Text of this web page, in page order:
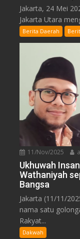
Jakarta, 24 Mei
Jakarta Utara
Berita Daerah
11/Nov/2025
Ukhuwah
Wathaniyah
Bangsa
Jakarta (11/11/
nama satu
Rakyat...
Dakwah